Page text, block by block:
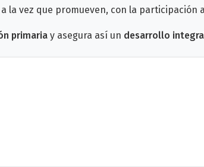
la vez que promueven, con la participación
primaria y asegura así un desarrollo